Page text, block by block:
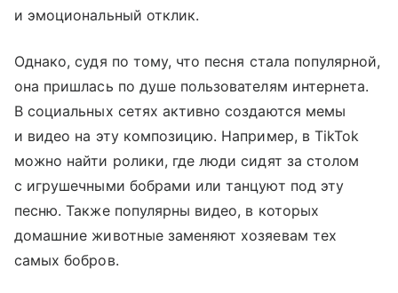
и эмоциональный отклик.
Однако, судя по тому, что песня стала популярной,
она пришлась по душе пользователям интернета.
В социальных сетях активно создаются мемы
и видео на эту композицию. Например, в TikTok
можно найти ролики, где люди сидят за столом
с игрушечными бобрами или танцуют под эту
песню. Также популярны видео, в которых
домашние животные заменяют хозяевам тех
самых бобров.